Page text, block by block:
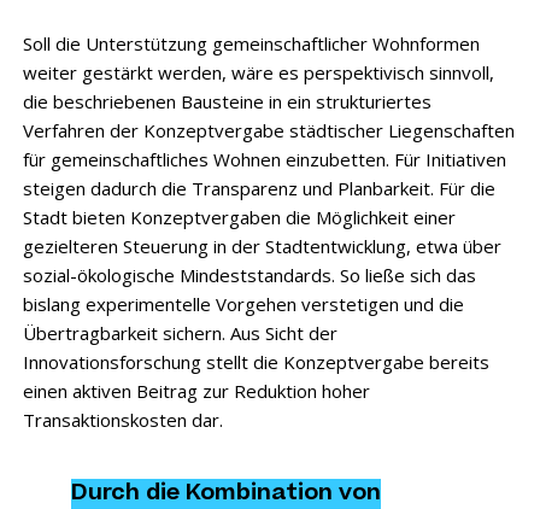
Soll die Unterstützung gemeinschaftlicher Wohnformen
weiter gestärkt werden, wäre es perspektivisch sinnvoll,
die beschriebenen Bausteine in ein strukturiertes
Verfahren der Konzeptvergabe städtischer Liegenschaften
für gemeinschaftliches Wohnen einzubetten. Für Initiativen
steigen dadurch die Transparenz und Planbarkeit. Für die
Stadt bieten Konzeptvergaben die Möglichkeit einer
gezielteren Steuerung in der Stadtentwicklung, etwa über
sozial-ökologische Mindeststandards. So ließe sich das
bislang experimentelle Vorgehen verstetigen und die
Übertragbarkeit sichern. Aus Sicht der
Innovationsforschung stellt die Konzeptvergabe bereits
einen aktiven Beitrag zur Reduktion hoher
Transaktionskosten dar.
Durch die Kombination von